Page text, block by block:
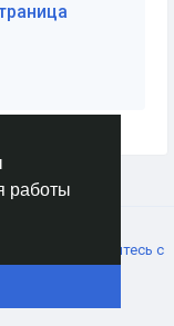
работы
Свяжитесь с